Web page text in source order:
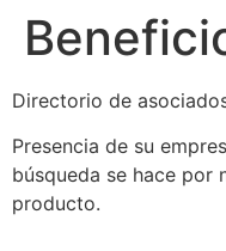
Directorio de
Presencia de su
búsqueda se hace por
producto.